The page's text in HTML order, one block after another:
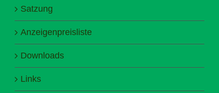
Satzung
Anzeigenpreisliste
Downloads
Links